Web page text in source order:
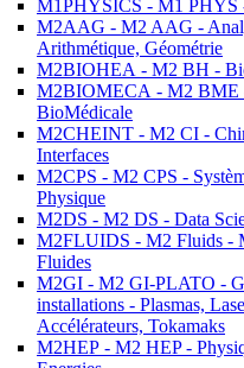
M1PHYSICS - M1 PHYS
M2AAG - M2 AAG -
Arithmétique, Géométrie
M2BIOHEA - M2 BH -
M2BIOMECA - M2 BME
BioMédicale
M2CHEINT - M2 CI -
Interfaces
M2CPS - M2 CPS -
Physique
M2DS - M2 DS - Data
M2FLUIDS - M2 Fluids -
Fluides
M2GI - M2 GI-PLATO -
installations - Plasmas,
Accélérateurs, Tokamaks
M2HEP - M2 HEP -